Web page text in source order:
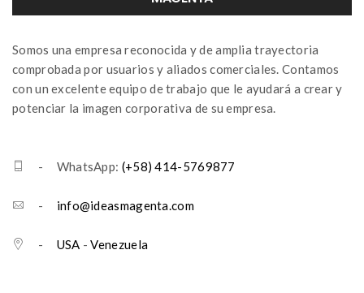
Somos una empresa reconocida y de amplia trayectoria
comprobada por usuarios y aliados comerciales. Contamos
con un excelente equipo de trabajo que le ayudará a crear y
potenciar la imagen corporativa de su empresa.
- WhatsApp: (+58) 414-5769877
- info@ideasmagenta.com
- USA -Venezuela